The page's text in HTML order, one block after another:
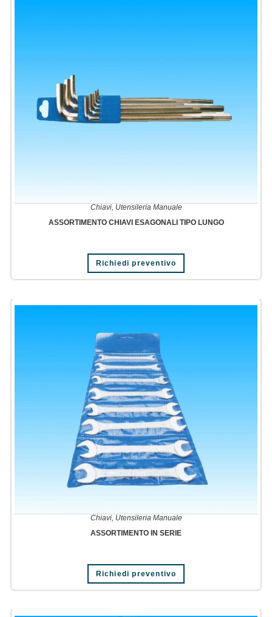
Chiavi, Utensileria Manuale
ASSORTIMENTO CHIAVI ESAGONALI TIPO LUNGO
Richiedi preventivo
Chiavi, Utensileria Manuale
ASSORTIMENTO IN SERIE
Richiedi preventivo